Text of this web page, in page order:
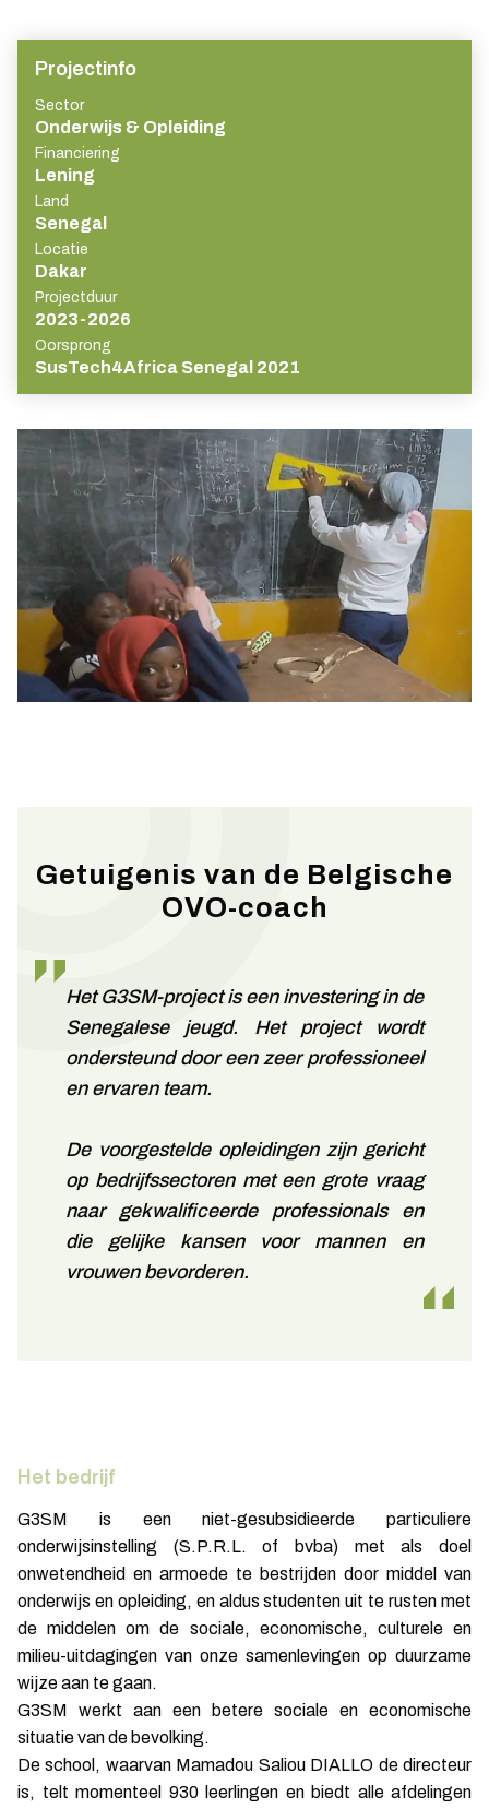
Projectinfo
Sector
Onderwijs & Opleiding
Financiering
Lening
Land
Senegal
Locatie
Dakar
Projectduur
2023-2026
Oorsprong
SusTech4Africa Senegal 2021
Getuigenis van de Belgische
OVO-coach
Het G3SM-project is een investering in de
Senegalese jeugd. Het project wordt
ondersteund door een zeer professioneel
en ervaren team.
De voorgestelde opleidingen zijn gericht
op bedrijfssectoren met een grote vraag
naar gekwalificeerde professionals en
die gelijke kansen voor mannen en
vrouwen bevorderen.
Het bedrijf
G3SM is een niet-gesubsidieerde particuliere
onderwijsinstelling (S.P.R.L. of bvba) met als doel
onwetendheid en armoede te bestrijden door middel van
onderwijs en opleiding, en aldus studenten uit te rusten met
de middelen om de sociale, economische, culturele en
milieu-uitdagingen van onze samenlevingen op duurzame
wijze aan te gaan.
G3SM werkt aan een betere sociale en economische
situatie van de bevolking.
De school, waarvan Mamadou Saliou DIALLO de directeur
is, telt momenteel 930 leerlingen en biedt alle afdelingen